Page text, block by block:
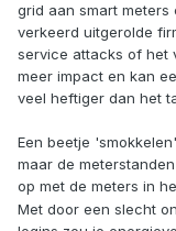
grid aan smart meters
verkeerd uitgerolde
service attacks of het
meer impact en kan
veel heftiger dan het
Een beetje
maar de
op met de meters in
Met door een slecht